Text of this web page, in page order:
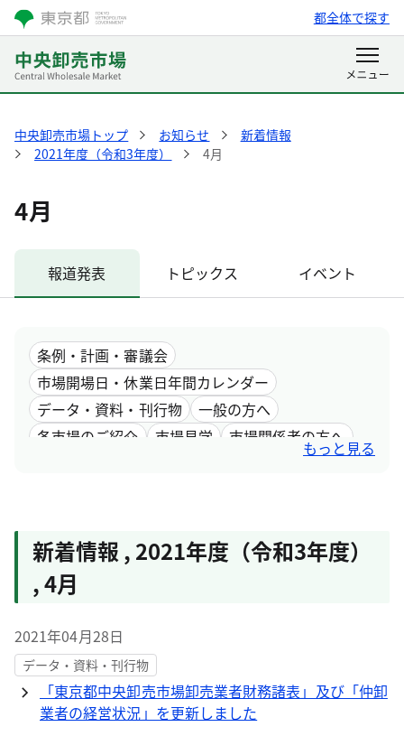
都全体で探す
中央卸売市場トップ お知らせ
新着情報
2021年度（令和3年度）
4月
4月
報道発表 トピックス イベント
条例・計画・審議会
市場開場日・休業日年間カレンダー
データ・資料・刊行物
一般の方へ
各市場のご紹介
市場見学
市場関係者の方へ
もっと見る
新着情報 , 2021年度（令和3年度）
,4月
2021年04月28日
データ・資料・刊行物
「東京都中央卸売市場卸売業者財務諸表」及び「仲卸
業者の経営状況」を更新しました